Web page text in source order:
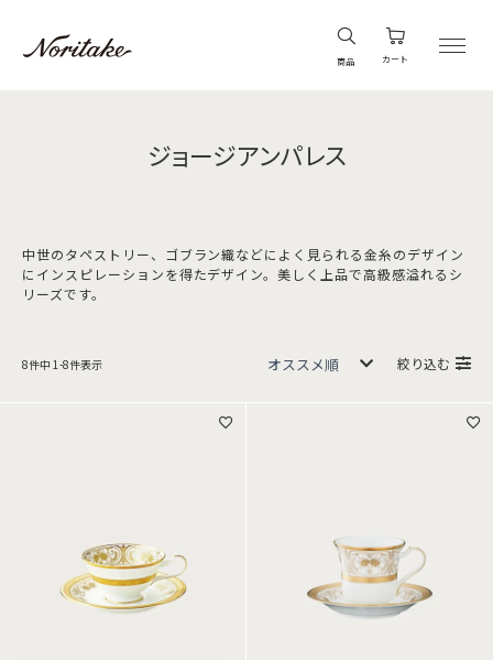
商品 カート
ジョージアンパレス
中世のタペストリー、ゴブラン織などによく見られる金糸のデザイン
にインスピレーションを得たデザイン。美しく上品で高級感溢れるシ
リーズです。
8件中 1 -8件表示 絞り込む